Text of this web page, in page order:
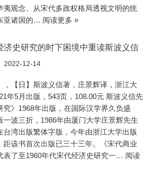
夷观念、从宋代多政权格局透视文明的统
亚诸国的… 阅读更多 »
济史研究的时下困境中重读斯波义信
2022-12-14
，【日】斯波义信著，庄景辉译，浙江大
年5月出版，543页，108.00元 斯波义信先
究》1968年出版，在国际汉学界久负盛
一波三折，1986年由厦门大学庄景辉先生
台湾出版繁体字版，今年由浙江大学出版
距该书首次出版已三十三年。《宋代商业
表了至1960年代宋代经济史研究一… 阅读